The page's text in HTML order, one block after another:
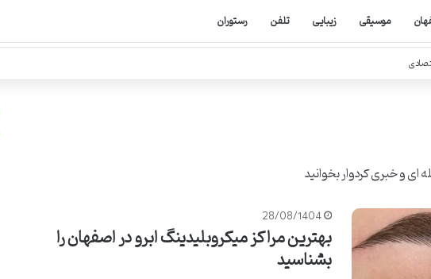
موسیقی زیبایی تلفن رستوران
ای و خبری کردواربخوانید
28/08/1404
بهترین مراکز میکروبلیدینگ ابرو در اصفهان را
بشناسید